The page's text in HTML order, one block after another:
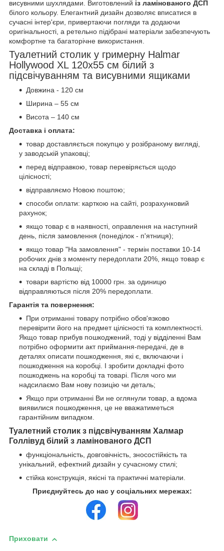
висувними шухлядами. Виготовлений із ламінованого ДСП
білого кольору. Елегантний дизайн дозволяє вписатися в
сучасні інтер'єри, привертаючи погляди та додаючи
оригінальності, а ретельно підібрані матеріали забезпечують
комфортне та багаторічне використання.
Туалетний столик у гримерну Halmar
Hollywood XL 120х55 см білий з
підсвічуванням та висувними ящиками
Довжина - 120 см
Ширина – 55 см
Висота – 140 см
Доставка і оплата:
товар доставляється покупцю у розібраному вигляді,
у заводській упаковці;
перед відправкою, товар перевіряється щодо
цілісності;
відправляємо Новою поштою;
способи оплати: карткою на сайті, розрахунковий
рахунок;
якщо товар є в наявності, оправлення на наступний
день, після замовлення (понеділок - п'ятниця);
якщо товар "На замовлення" - термін поставки 10-14
робочих днів з моменту передоплати 20%, якщо товар є
на складі в Польщі;
товари вартістю від 10000 грн. за одиницю
відправляються після 20% передоплати.
Гарантія та повернення:
При отриманні товару потрібно обов'язково
перевірити його на предмет цілісності та комплектності.
Якщо товар прибув пошкоджений, тоді у відділенні Вам
потрібно оформити акт приймання-передачі, де в
деталях описати пошкодження, які є, включаючи і
пошкодження на коробці. І зробити докладні фото
пошкоджень на коробці та товарі. Після чого ми
надсилаємо Вам нову позицію чи деталь;
Якщо при отриманні Ви не оглянули товар, а вдома
виявилися пошкодження, це не вважатиметься
гарантійним випадком.
Туалетний столик з підсвічуванням Халмар
Голлівуд білий з ламінованого ДСП
функціональність, довговічність, зносостійкість та
унікальний, ефектний дизайн у сучасному стилі;
стійка конструкція, якісні та практичні матеріали.
Приєднуйтесь до нас у соціальних мережах:
Приховати